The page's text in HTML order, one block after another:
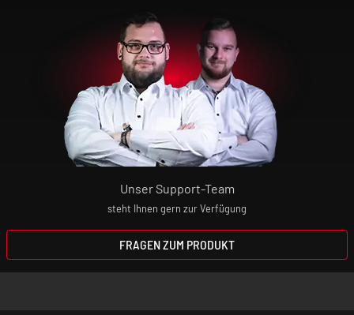
wendest du dich bitte an deinen Arzt oder
Elektrische Zigaretten sind kein Spielzeug!
Bewahre daher das Gerät und die
Aromaliquids absolut unzugänglich für
Kinder auf!
Unser Support-Team
steht Ihnen gern zur Verfügung
FRAGEN ZUM PRODUKT